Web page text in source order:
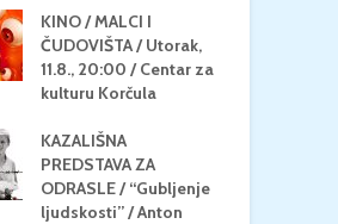
KINO / MALCI I
ČUDOVIŠTA / Utorak,
11.8., 20:00 / Centar za
kulturu Korčula
KAZALIŠNA
PREDSTAVA ZA
ODRASLE / “Gubljenje
ljudskosti” / Anton